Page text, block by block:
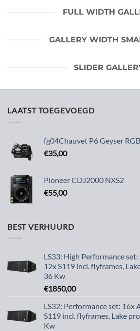
FULL WIDTH
GALLERY WIDTH
SLIDER
LAATST TOEGEVOEGD
fg04Chauvet P6 Geyser
€35,00
Pioneer CDJ2000 NXS2
€55,00
BEST VERHUURD
LS33: High Performance
12x S119 incl. flyframes,
36 Kw
€1850,00
LS32: Performance set: 16x
S119 incl. flyframes, Lake
Kw